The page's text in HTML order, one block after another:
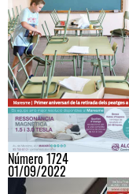
Número 1724
01/09/2022